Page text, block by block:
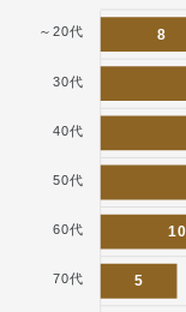
8
10
5
～20代
30代
40代
50代
60代
70代